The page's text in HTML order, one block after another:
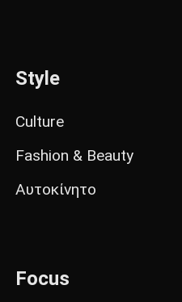
Style
Culture
Fashion & Beauty
Αυτοκίνητο
Focus